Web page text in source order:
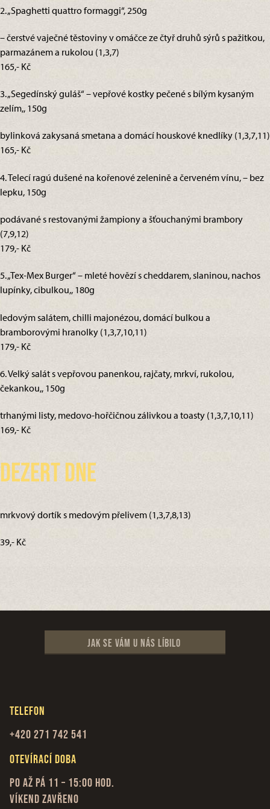
2. „Spaghetti quattro formaggi“, 250g
– čerstvé vaječné těstoviny v omáčce ze čtyř druhů sýrů s pažitkou,
parmazánem a rukolou (1,3,7)
165,- Kč
3. „Segedínský guláš“ – vepřové kostky pečené s bílým kysaným
zelím,, 150g
bylinková zakysaná smetana a domácí houskové knedlíky (1,3,7,11)
165,- Kč
4. Telecí ragú dušené na kořenové zelenině a červeném vínu, – bez
lepku, 150g
podávané s restovanými žampiony a šťouchanými brambory
(7,9,12)
179,- Kč
5. „Tex-Mex Burger“ – mleté hovězí s cheddarem, slaninou, nachos
lupínky, cibulkou,, 180g
ledovým salátem, chilli majonézou, domácí bulkou a
bramborovými hranolky (1,3,7,10,11)
179,- Kč
6. Velký salát s vepřovou panenkou, rajčaty, mrkví, rukolou,
čekankou,, 150g
trhanými listy, medovo-hořčičnou zálivkou a toasty (1,3,7,10,11)
169,- Kč
Dezert dne
mrkvový dortík s medovým přelivem (1,3,7,8,13)
39,- Kč
Jak se vám u nás líbilo
Telefon
+420 271 742 541
Otevírací doba
Po až Pá 11 – 15:00 hod.
Víkend zavřeno